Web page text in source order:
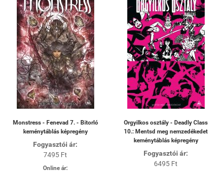
Monstress - Fenevad 7. - Bitorló
keménytáblás képregény
Fogyasztói ár:
7495 Ft
Online ár:
Orgyilkos osztály - Deadly Class
10.: Mentsd meg nemzedékedet
keménytáblás képregény
Fogyasztói ár:
6495 Ft